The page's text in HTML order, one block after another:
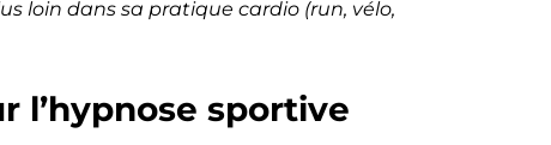
loin dans sa pratique cardio (run, vélo,
l’hypnose sportive